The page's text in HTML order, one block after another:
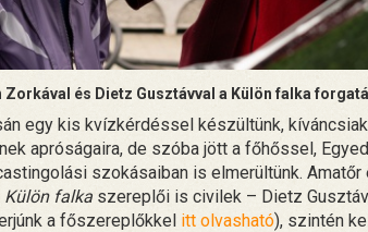
Zorkával és Dietz Gusztávval a Külön falka
egy kis kvízkérdéssel készültünk,
apróságaira, de szóba jött a főhőssel,
szokásaiban is elmerültünk.
Külön falka szereplői is civilek – Dietz
a főszereplőkkel itt olvasható), szintén